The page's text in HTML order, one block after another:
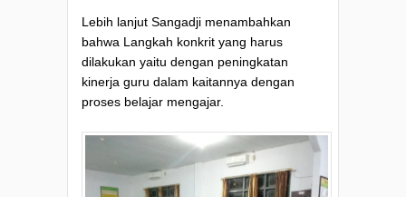
Lebih lanjut Sangadji menambahkan
bahwa Langkah konkrit yang harus
dilakukan yaitu dengan peningkatan
kinerja guru dalam kaitannya dengan
proses belajar mengajar.